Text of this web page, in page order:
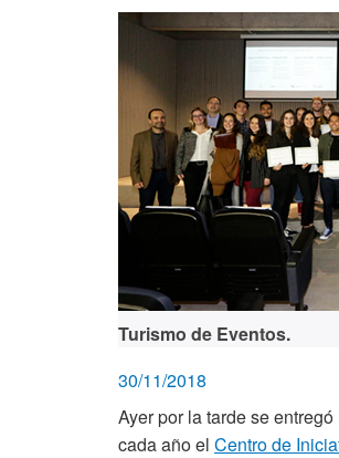
Turismo de Eventos.
30/11/2018
Ayer por la tarde se entregó
cada año el Centro de